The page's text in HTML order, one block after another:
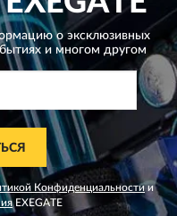
о эксклюзивных
и многом другом
Конфиденциальности и
EXEGATE